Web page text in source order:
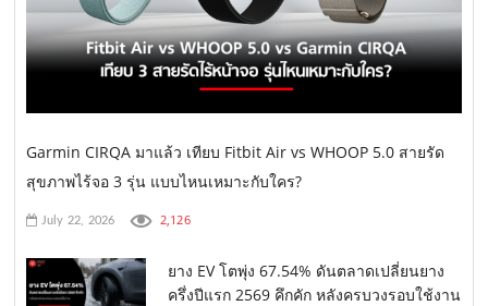
Garmin CIRQA มาแล้ว เทียบ Fitbit Air vs WHOOP 5.0 สายรัด
สุขภาพไร้จอ 3 รุ่น แบบไหนเหมาะกับใคร?
July 22, 2026 2,126
ยาง EV โตพุ่ง 67.54% ดันตลาดเปลี่ยนยาง
ครึ่งปีแรก 2569 คึกคัก หลังครบวงรอบใช้งาน